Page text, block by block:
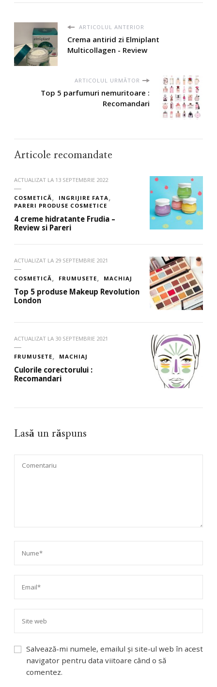
ARTICOLUL ANTERIOR
Crema antirid zi Elmiplant
Multicollagen - Review
ARTICOLUL URMĂTOR
Top 5 parfumuri nemuritoare :
Recomandari
Articole recomandate
ACTUALIZAT LA 13 SEPTEMBRIE 2022
COSMETICĂ
INGRIJIRE FATA
PARERI PRODUSE COSMETICE
4 creme hidratante Frudia –
Review si Pareri
ACTUALIZAT LA 29 SEPTEMBRIE 2021
COSMETICĂ FRUMUSETE MACHIAJ
Top 5 produse Makeup Revolution
London
ACTUALIZAT LA 30 SEPTEMBRIE 2021
FRUMUSETE MACHIAJ
Culorile corectorului :
Recomandari
Lasă un răspuns
Salvează-mi numele, emailul și site-ul web în acest
navigator pentru data viitoare când o să
comentez.